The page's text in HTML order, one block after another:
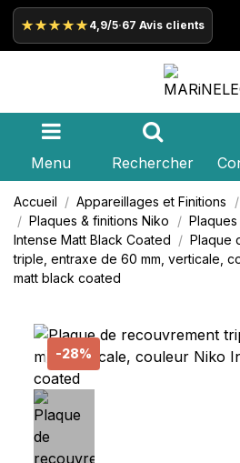
★★★★★ 4,9/5·67 Avis clients
Menu Rechercher
Accueil Appareillages et Finitions
Plaques & finitionsNiko
Intense Matt Black Coated
Plaque
triple, entraxe de 60 mm, verticale,
matt black coated
-28%